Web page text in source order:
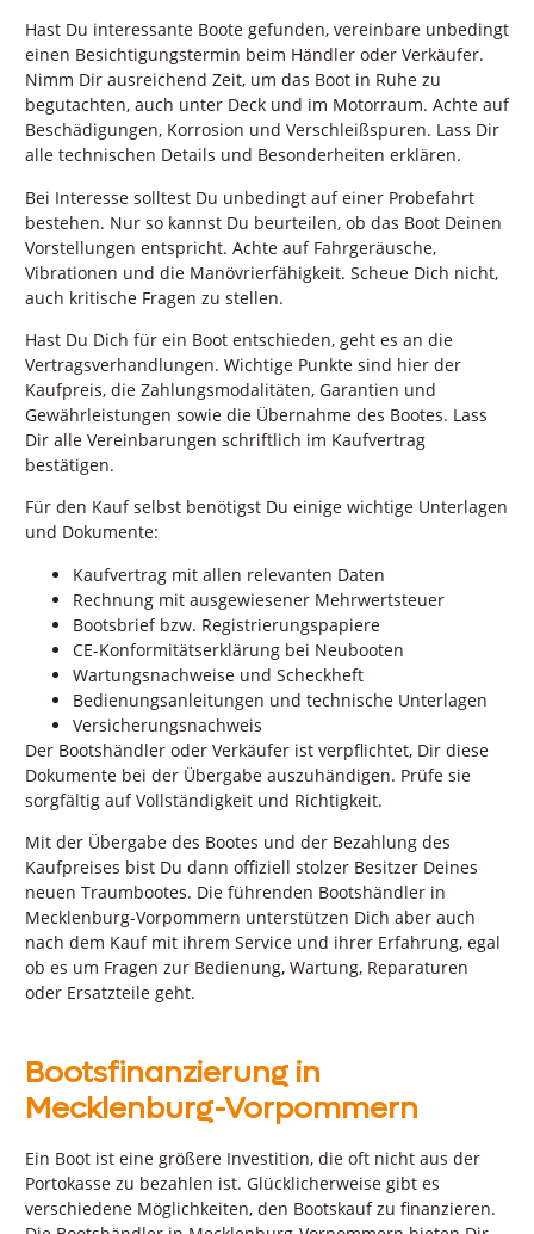
Hast Du interessante Boote gefunden, vereinbare unbedingt
einen Besichtigungstermin beim Händler oder Verkäufer.
Nimm Dir ausreichend Zeit, um das Boot in Ruhe zu
begutachten, auch unter Deck und im Motorraum. Achte auf
Beschädigungen, Korrosion und Verschleißspuren. Lass Dir
alle technischen Details und Besonderheiten erklären.
Bei Interesse solltest Du unbedingt auf einer Probefahrt
bestehen. Nur so kannst Du beurteilen, ob das Boot Deinen
Vorstellungen entspricht. Achte auf Fahrgeräusche,
Vibrationen und die Manövrierfähigkeit. Scheue Dich nicht,
auch kritische Fragen zu stellen.
Hast Du Dich für ein Boot entschieden, geht es an die
Vertragsverhandlungen. Wichtige Punkte sind hier der
Kaufpreis, die Zahlungsmodalitäten, Garantien und
Gewährleistungen sowie die Übernahme des Bootes. Lass
Dir alle Vereinbarungen schriftlich im Kaufvertrag
bestätigen.
Für den Kauf selbst benötigst Du einige wichtige Unterlagen
und Dokumente:
Kaufvertrag mit allen relevanten Daten
Rechnung mit ausgewiesener Mehrwertsteuer
Bootsbrief bzw. Registrierungspapiere
CE-Konformitätserklärung bei Neubooten
Wartungsnachweise und Scheckheft
Bedienungsanleitungen und technische Unterlagen
Versicherungsnachweis
Der Bootshändler oder Verkäufer ist verpflichtet, Dir diese
Dokumente bei der Übergabe auszuhändigen. Prüfe sie
sorgfältig auf Vollständigkeit und Richtigkeit.
Mit der Übergabe des Bootes und der Bezahlung des
Kaufpreises bist Du dann offiziell stolzer Besitzer Deines
neuen Traumbootes. Die führenden Bootshändler in
Mecklenburg-Vorpommern unterstützen Dich aber auch
nach dem Kauf mit ihrem Service und ihrer Erfahrung, egal
ob es um Fragen zur Bedienung, Wartung, Reparaturen
oder Ersatzteile geht.
Bootsfinanzierung in
Mecklenburg-Vorpommern
Ein Boot ist eine größere Investition, die oft nicht aus der
Portokasse zu bezahlen ist. Glücklicherweise gibt es
verschiedene Möglichkeiten, den Bootskauf zu finanzieren.